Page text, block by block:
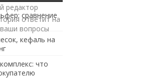
редактор
ответит на
вопросы
сравнение
кефаль на
что